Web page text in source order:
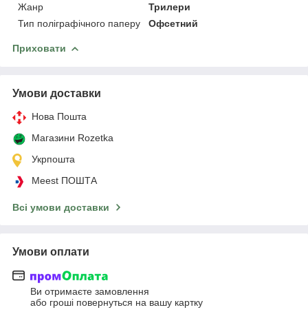
Жанр
Трилери
Тип поліграфічного паперу
Офсетний
Приховати
Умови доставки
Нова Пошта
Магазини Rozetka
Укрпошта
Meest ПОШТА
Всі умови доставки
Умови оплати
Ви отримаєте замовлення
або гроші повернуться на вашу картку